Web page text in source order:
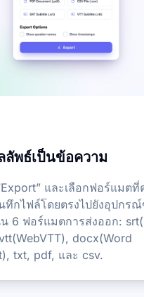
ลัพธ์เป็นข้อความ
และเลือกฟอร์แมต
ทึกไฟล์โดยตรงไปยังอุปกร
6 ฟอร์แมตการส่งออก:
docx(Word
txt, pdf, และ csv.